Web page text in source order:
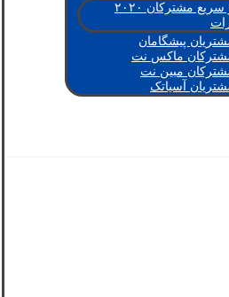
شارژ سریع مشترکان ۲۰۲۰
پیشگامان
مشترکان ماکس نت
مبین نت
آسیاتک